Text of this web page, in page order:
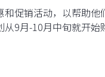
促销活动，以帮助
9月-10月中旬就开